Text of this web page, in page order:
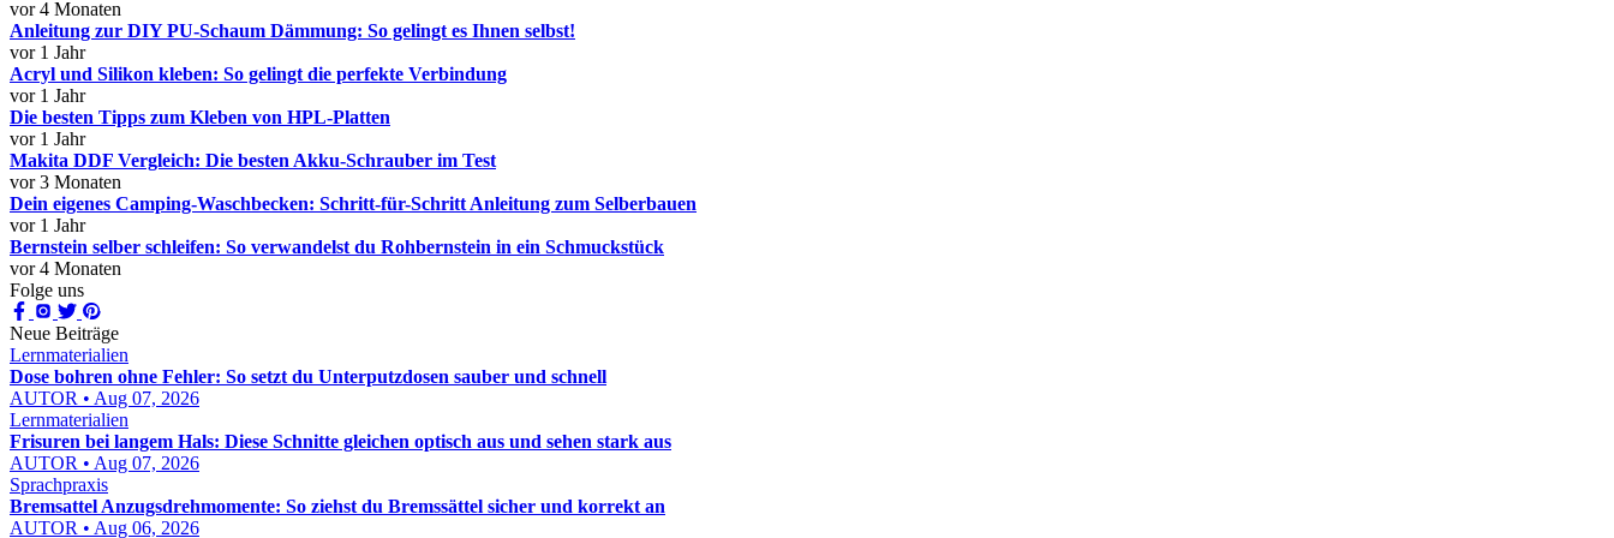
vor 4 Monaten
Anleitung zur DIY PU-Schaum Dämmung: So gelingt es Ihnen selbst!
vor 1 Jahr
Acryl und Silikon kleben: So gelingt die perfekte Verbindung
vor 1 Jahr
Die besten Tipps zum Kleben von HPL-Platten
vor 1 Jahr
Makita DDF Vergleich: Die besten Akku-Schrauber im Test
vor 3 Monaten
Dein eigenes Camping-Waschbecken: Schritt-für-Schritt Anleitung zum Selberbauen
vor 1 Jahr
Bernstein selber schleifen: So verwandelst du Rohbernstein in ein Schmuckstück
vor 4 Monaten
Folge uns
Neue Beiträge
Lernmaterialien
Dose bohren ohne Fehler: So setzt du Unterputzdosen sauber und schnell
AUTOR • Aug 07, 2026
Lernmaterialien
Frisuren bei langem Hals: Diese Schnitte gleichen optisch aus und sehen stark aus
AUTOR • Aug 07, 2026
Sprachpraxis
Bremsattel Anzugsdrehmomente: So ziehst du Bremssättel sicher und korrekt an
AUTOR • Aug 06, 2026